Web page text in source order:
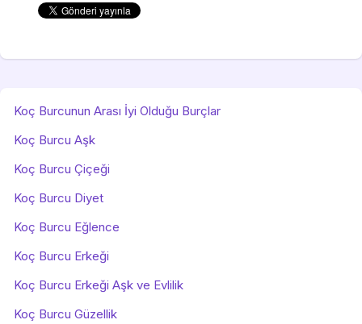
Koç Burcunun Arası İyi Olduğu Burçlar
Koç Burcu Aşk
Koç Burcu Çiçeği
Koç Burcu Diyet
Koç Burcu Eğlence
Koç Burcu Erkeği
Koç Burcu Erkeği Aşk ve Evlilik
Koç Burcu Güzellik